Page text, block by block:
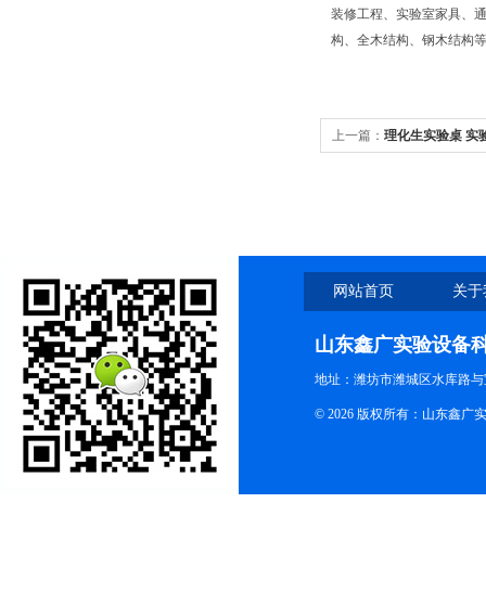
装修工程、实验室家具、
构、全木结构、钢木结构
上一篇： 理化生实验桌 实
网站首页 关
山东鑫广实验设备
地址：潍坊市潍城区水库路
© 2026 版权所有：山东鑫广